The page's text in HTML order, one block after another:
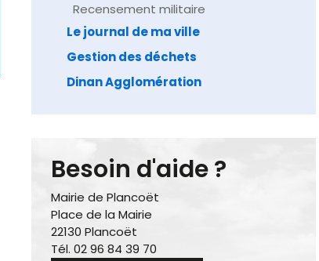
Recensement militaire
Le journal de ma ville
Gestion des déchets
Dinan Agglomération
Besoin d'aide ?
Mairie de Plancoët
Place de la Mairie
22130 Plancoët
Tél. 02 96 84 39 70